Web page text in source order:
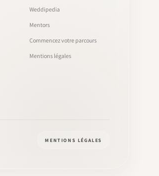
Weddipedia
Mentors
Commencez votre parcours
Mentions légales
MENTIONS LÉGALES